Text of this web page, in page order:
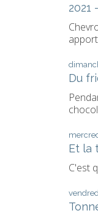
2021
Du
Et la
C'est